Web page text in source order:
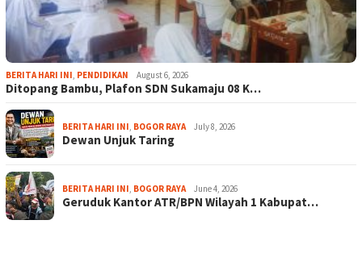
BERITA HARI INI, PENDIDIKAN August 6, 2026
Ditopang Bambu, Plafon SDN Sukamaju 08 K…
BERITA HARI INI, BOGOR RAYA July 8, 2026
Dewan Unjuk Taring
BERITA HARI INI, BOGOR RAYA June 4, 2026
Geruduk Kantor ATR/BPN Wilayah 1 Kabupat…